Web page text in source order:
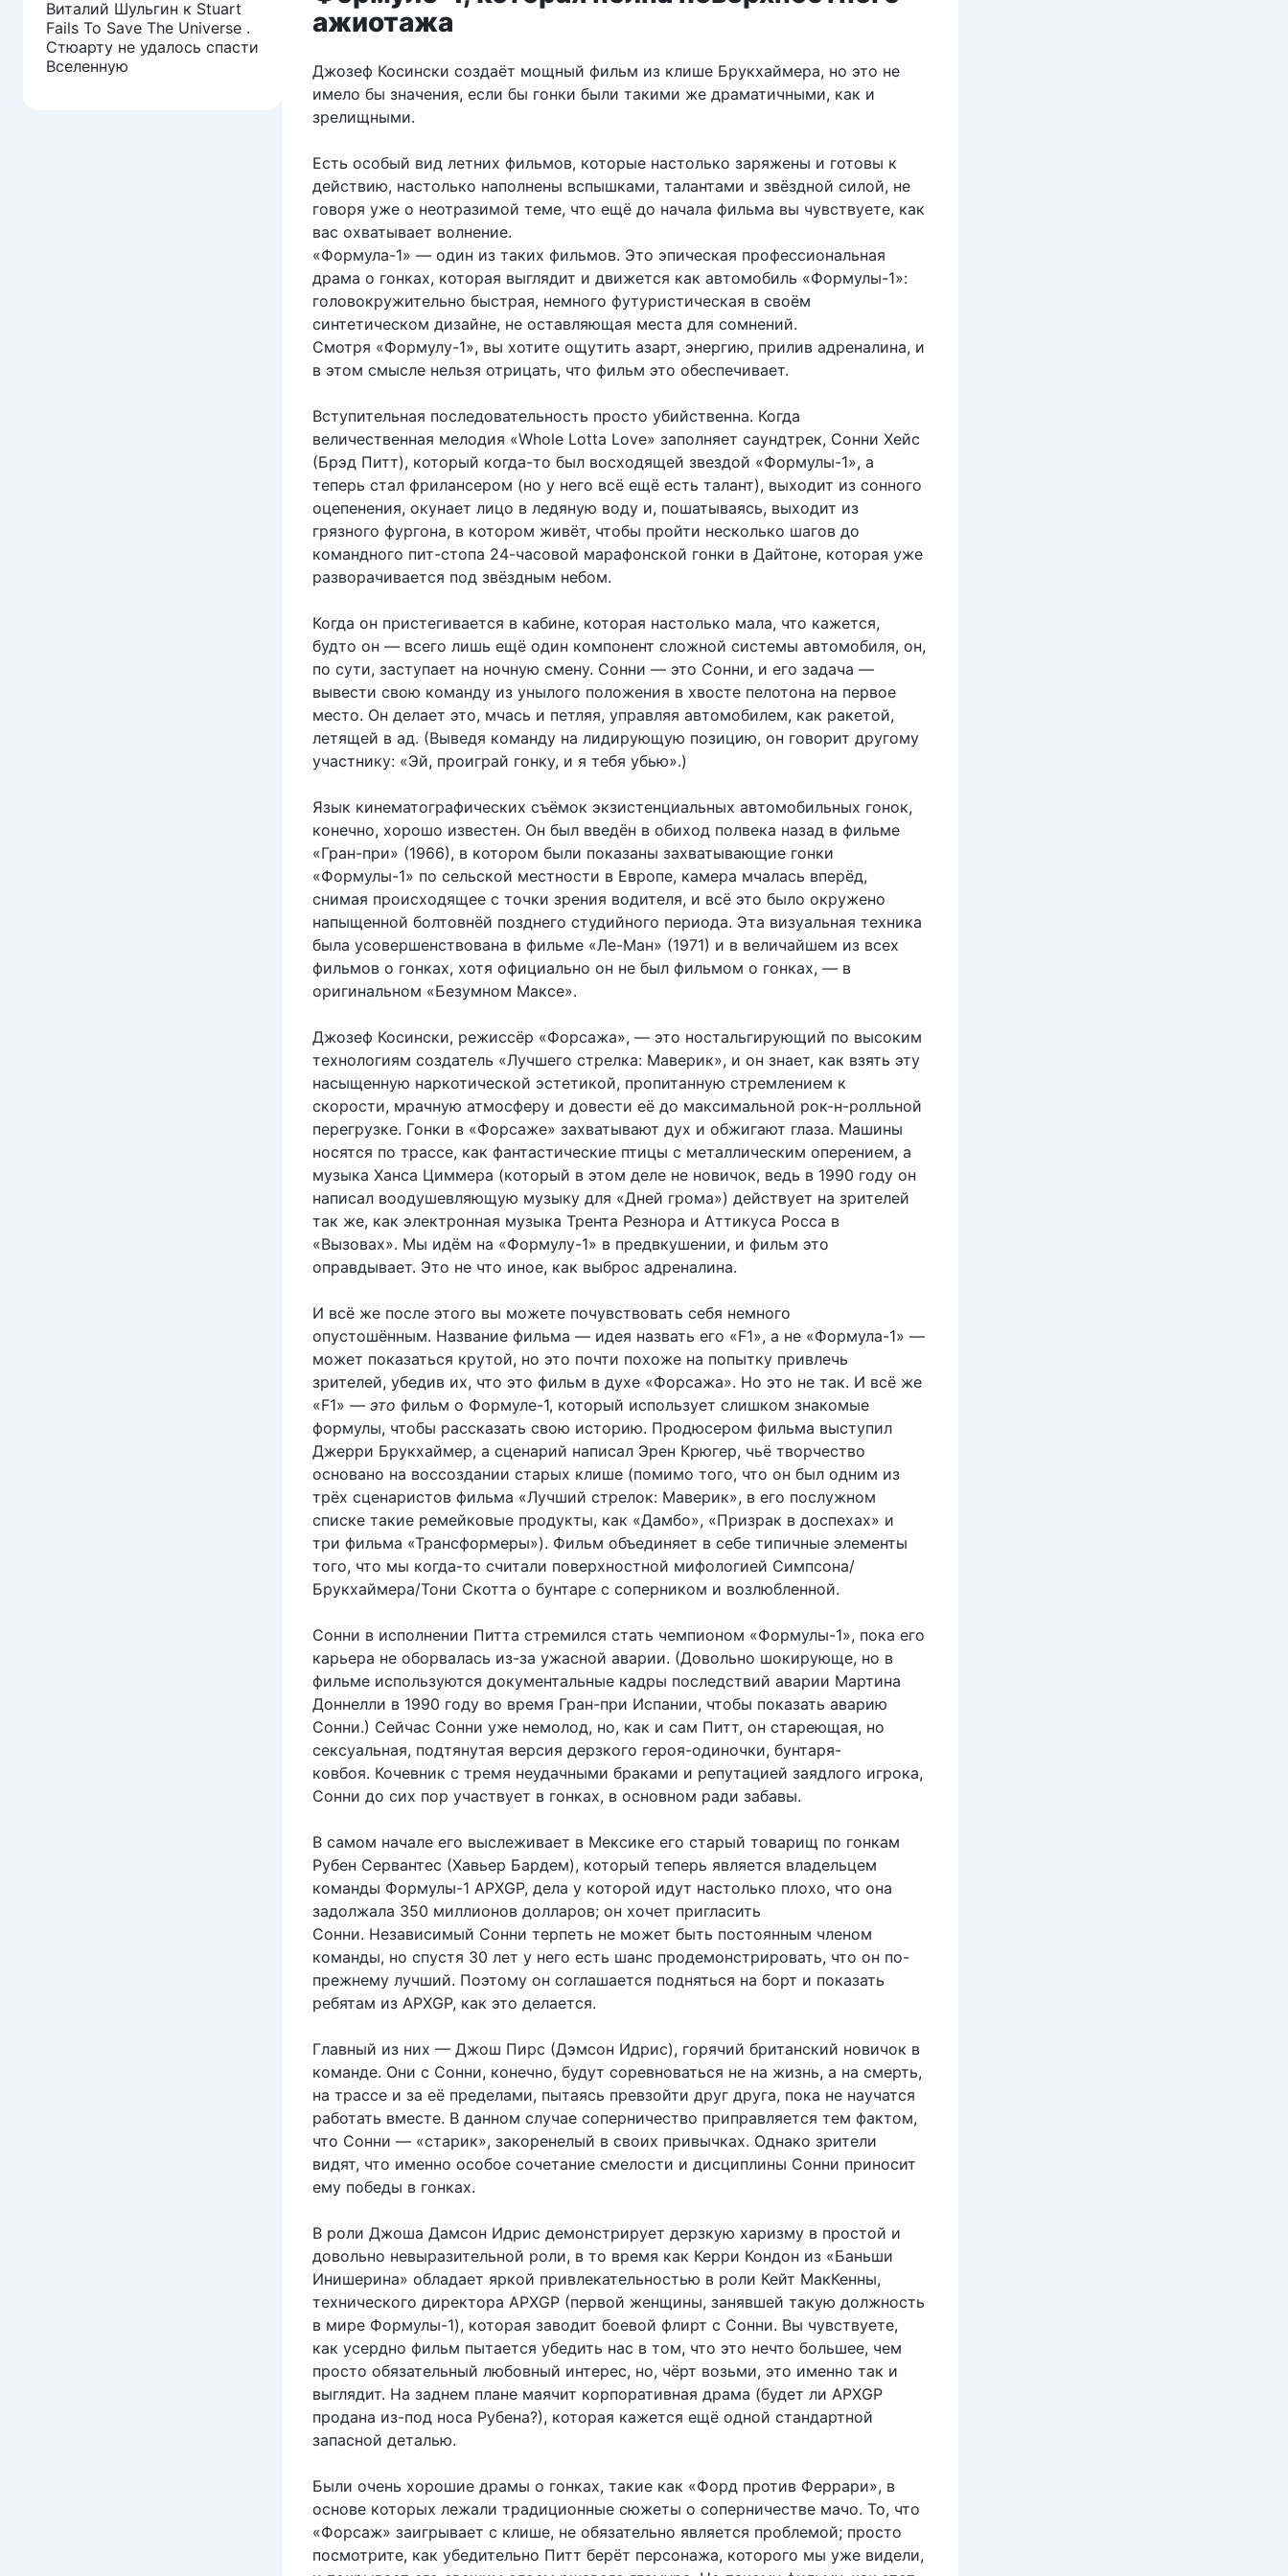
ажиотажа
Джозеф Косински создаёт мощный фильм из клише Брукхаймера, но это не
имело бы значения, если бы гонки были такими же драматичными, как и
зрелищными.
Есть особый вид летних фильмов, которые настолько заряжены и готовы к
действию, настолько наполнены вспышками, талантами и звёздной силой, не
говоря уже о неотразимой теме, что ещё до начала фильма вы чувствуете, как
вас охватывает волнение.
«Формула-1» — один из таких фильмов. Это эпическая профессиональная
драма о гонках, которая выглядит и движется как автомобиль «Формулы-1»:
головокружительно быстрая, немного футуристическая в своём
синтетическом дизайне, не оставляющая места для сомнений.
Смотря «Формулу-1», вы хотите ощутить азарт, энергию, прилив адреналина, и
в этом смысле нельзя отрицать, что фильм это обеспечивает.
Вступительная последовательность просто убийственна. Когда
величественная мелодия «Whole Lotta Love» заполняет саундтрек, Сонни Хейс
(Брэд Питт), который когда-то был восходящей звездой «Формулы-1», а
теперь стал фрилансером (но у него всё ещё есть талант), выходит из сонного
оцепенения, окунает лицо в ледяную воду и, пошатываясь, выходит из
грязного фургона, в котором живёт, чтобы пройти несколько шагов до
командного пит-стопа 24-часовой марафонской гонки в Дайтоне, которая уже
разворачивается под звёздным небом.
Когда он пристегивается в кабине, которая настолько мала, что кажется,
будто он — всего лишь ещё один компонент сложной системы автомобиля, он,
по сути, заступает на ночную смену. Сонни — это Сонни, и его задача —
вывести свою команду из унылого положения в хвосте пелотона на первое
место. Он делает это, мчась и петляя, управляя автомобилем, как ракетой,
летящей в ад. (Выведя команду на лидирующую позицию, он говорит другому
участнику: «Эй, проиграй гонку, и я тебя убью».)
Язык кинематографических съёмок экзистенциальных автомобильных гонок,
конечно, хорошо известен. Он был введён в обиход полвека назад в фильме
«Гран-при» (1966), в котором были показаны захватывающие гонки
«Формулы-1» по сельской местности в Европе, камера мчалась вперёд,
снимая происходящее с точки зрения водителя, и всё это было окружено
напыщенной болтовнёй позднего студийного периода. Эта визуальная техника
была усовершенствована в фильме «Ле-Ман» (1971) и в величайшем из всех
фильмов о гонках, хотя официально он не был фильмом о гонках, — в
оригинальном «Безумном Максе».
Джозеф Косински, режиссёр «Форсажа», — это ностальгирующий по высоким
технологиям создатель «Лучшего стрелка: Маверик», и он знает, как взять эту
насыщенную наркотической эстетикой, пропитанную стремлением к
скорости, мрачную атмосферу и довести её до максимальной рок-н-ролльной
перегрузке. Гонки в «Форсаже» захватывают дух и обжигают глаза. Машины
носятся по трассе, как фантастические птицы с металлическим оперением, а
музыка Ханса Циммера (который в этом деле не новичок, ведь в 1990 году он
написал воодушевляющую музыку для «Дней грома») действует на зрителей
так же, как электронная музыка Трента Резнора и Аттикуса Росса в
«Вызовах». Мы идём на «Формулу-1» в предвкушении, и фильм это
оправдывает. Это не что иное, как выброс адреналина.
И всё же после этого вы можете почувствовать себя немного
опустошённым. Название фильма — идея назвать его «F1», а не «Формула-1» —
может показаться крутой, но это почти похоже на попытку привлечь
зрителей, убедив их, что это фильм в духе «Форсажа». Но это не так. И всё же
«F1» — это фильм о Формуле-1, который использует слишком знакомые
формулы, чтобы рассказать свою историю. Продюсером фильма выступил
Джерри Брукхаймер, а сценарий написал Эрен Крюгер, чьё творчество
основано на воссоздании старых клише (помимо того, что он был одним из
трёх сценаристов фильма «Лучший стрелок: Маверик», в его послужном
списке такие ремейковые продукты, как «Дамбо», «Призрак в доспехах» и
три фильма «Трансформеры»). Фильм объединяет в себе типичные элементы
того, что мы когда-то считали поверхностной мифологией Симпсона/
Брукхаймера/Тони Скотта о бунтаре с соперником и возлюбленной.
Сонни в исполнении Питта стремился стать чемпионом «Формулы-1», пока его
карьера не оборвалась из-за ужасной аварии. (Довольно шокирующе, но в
фильме используются документальные кадры последствий аварии Мартина
Доннелли в 1990 году во время Гран-при Испании, чтобы показать аварию
Сонни.) Сейчас Сонни уже немолод, но, как и сам Питт, он стареющая, но
сексуальная, подтянутая версия дерзкого героя-одиночки, бунтаря-
ковбоя. Кочевник с тремя неудачными браками и репутацией заядлого игрока,
Сонни до сих пор участвует в гонках, в основном ради забавы.
В самом начале его выслеживает в Мексике его старый товарищ по гонкам
Рубен Сервантес (Хавьер Бардем), который теперь является владельцем
команды Формулы-1 APXGP, дела у которой идут настолько плохо, что она
задолжала 350 миллионов долларов; он хочет пригласить
Сонни. Независимый Сонни терпеть не может быть постоянным членом
команды, но спустя 30 лет у него есть шанс продемонстрировать, что он по-
прежнему лучший. Поэтому он соглашается подняться на борт и показать
ребятам из APXGP, как это делается.
Главный из них — Джош Пирс (Дэмсон Идрис), горячий британский новичок в
команде. Они с Сонни, конечно, будут соревноваться не на жизнь, а на смерть,
на трассе и за её пределами, пытаясь превзойти друг друга, пока не научатся
работать вместе. В данном случае соперничество приправляется тем фактом,
что Сонни — «старик», закоренелый в своих привычках. Однако зрители
видят, что именно особое сочетание смелости и дисциплины Сонни приносит
ему победы в гонках.
В роли Джоша Дамсон Идрис демонстрирует дерзкую харизму в простой и
довольно невыразительной роли, в то время как Керри Кондон из «Баньши
Инишерина» обладает яркой привлекательностью в роли Кейт МакКенны,
технического директора APXGP (первой женщины, занявшей такую должность
в мире Формулы-1), которая заводит боевой флирт с Сонни. Вы чувствуете,
как усердно фильм пытается убедить нас в том, что это нечто большее, чем
просто обязательный любовный интерес, но, чёрт возьми, это именно так и
выглядит. На заднем плане маячит корпоративная драма (будет ли APXGP
продана из-под носа Рубена?), которая кажется ещё одной стандартной
запасной деталью.
Были очень хорошие драмы о гонках, такие как «Форд против Феррари», в
основе которых лежали традиционные сюжеты о соперничестве мачо. То, что
«Форсаж» заигрывает с клише, не обязательно является проблемой; просто
посмотрите, как убедительно Питт берёт персонажа, которого мы уже видели,
Виталий Шульгин к Stuart
Fails To Save The Universe .
Стюарту не удалось спасти
Вселенную